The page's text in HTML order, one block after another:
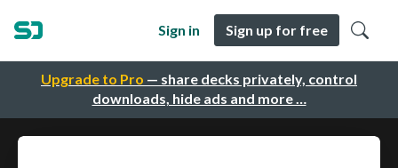
Upgrade to Pro — share decks privately, control
downloads, hide ads and more …
Sign in Sign up for free